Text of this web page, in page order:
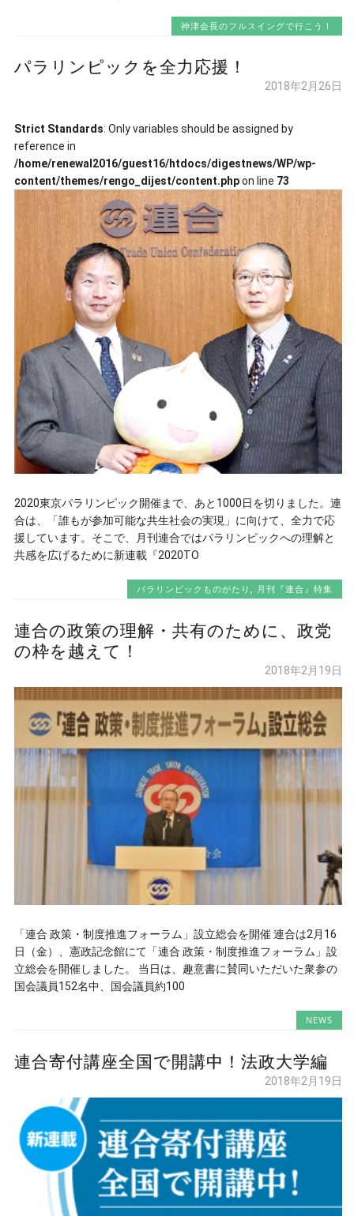
神津会長のフルスイングで行こう！
パラリンピックを全力応援！
2018年2月26日
Strict Standards: Only variables should be assigned by
reference in
/home/renewal2016/guest16/htdocs/digestnews/WP/wp-
content/themes/rengo_dijest/content.phpon line 73
2020東京パラリンピック開催まで、あと1000日を切りました。連
合は、「誰もが参加可能な共生社会の実現」に向けて、全力で応
援しています。そこで、月刊連合ではパラリンピックへの理解と
共感を広げるために新連載『2020TO
パラリンピックものがたり , 月刊『連合』特集
連合の政策の理解・共有のために、政党
の枠を越えて！
2018年2月19日
「連合 政策・制度推進フォーラム」設立総会を開催 連合は2月16
日（金）、憲政記念館にて「連合 政策・制度推進フォーラム」設
立総会を開催しました。 当日は、趣意書に賛同いただいた衆参の
国会議員152名中、国会議員約100
NEWS
連合寄付講座全国で開講中！法政大学編
2018年2月19日